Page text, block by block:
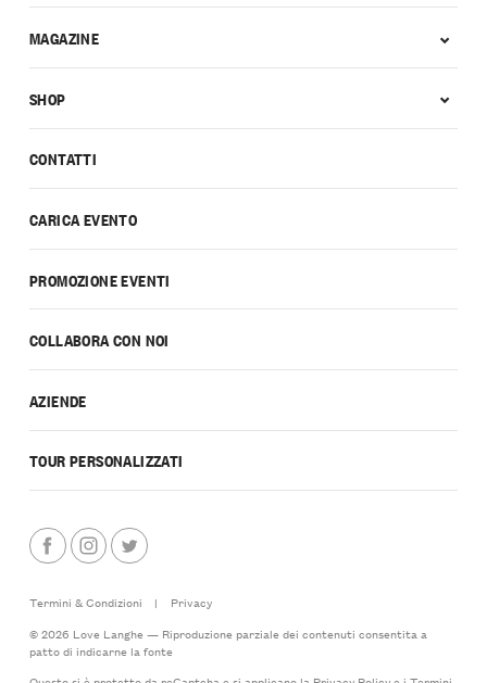
CONTATTI
CARICA EVENTO
PROMOZIONE EVENTI
COLLABORA CON NOI
AZIENDE
TOUR PERSONALIZZATI
MAGAZINE
SHOP
Termini & Condizioni |
Privacy
© 2026 Love Langhe — Riproduzione parziale dei contenuti consentita a
patto di indicarne la fonte